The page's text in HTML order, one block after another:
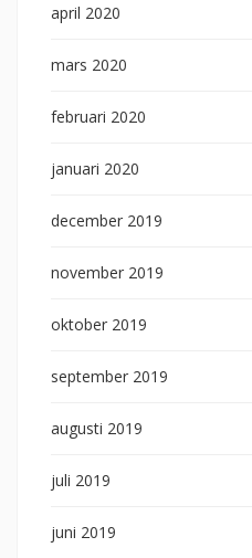
april 2020
mars 2020
februari 2020
januari 2020
december 2019
november 2019
oktober 2019
september 2019
augusti 2019
juli 2019
juni 2019